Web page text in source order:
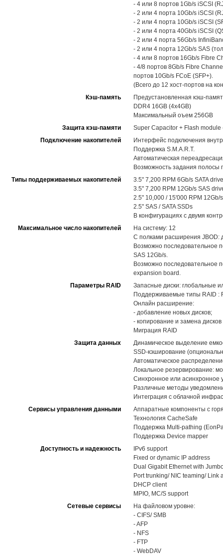
- 4 или 8 портов 1Gb/s iSCSI
- 2 или 4 порта 10Gb/s iSCSI
- 2 или 4 порта 10Gb/s iSCSI
- 2 или 4 порта 40Gb/s iSCSI
- 2 или 4 порта 56Gb/s
- 2 или 4 порта 12Gb/s SAS
- 4 или 8 портов 16Gb/s Fibre
- 4/8 портов 8Gb/s Fibre
портов 10Gb/s FCoE (SFP+).
(Всего до 12 хост-портов на
Кэш-память
Предустановленная кэш-
DDR4 16GB (4x4GB)
Максимальный оъем 256GB
Защита кэш-памяти
Super Capacitor + Flash
Подключение накопителей
Интерфейс подключения
Поддержка S.M.A.R.T.
Автоматическая
Возможность задания полосы
Типы поддерживаемых накопителей
3.5" 7,200 RPM 6Gb/s SATA
3.5" 7,200 RPM 12Gb/s SAS
2.5" 10,000 / 15'000 RPM 12Gb/
2.5" SAS / SATA SSDs
В конфигурациях с двумя
Максимальное число накопителей
На систему: 12
С полками расширения JBOD:
Возможно последовательное
SAS 12Gb/s.
Возможно последовательное
expansion board.
Параметры RAID
Запасные диски: глобальные
Поддерживаемые типы RAID :
Онлайн расширение:
- добавление новых дисков;
- копирование и замена
Миграция RAID
Защита данных
Динамическое выделение
SSD-кэширование
Автоматическое
Локальное резервирование:
Синхронное или асинхронное
Различные методы
Интеграция с облачной
Сервисы управления данными
Аппаратные компоненты с
Технология CacheSafe
Поддержка Multi-pathing
Поддержка Device mapper
Доступность и надежность
IPv6 support
Fixed or dynamic IP address
Dual Gigabit Ethernet with
Port trunking/ NIC teaming/ Link
DHCP client
MPIO, MC/S support
Сетевые сервисы
На файловом уровне:
- CIFS/ SMB
- AFP
- NFS
- FTP
- WebDAV